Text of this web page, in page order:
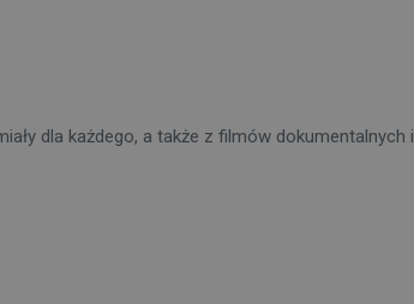
dla każdego, a także z filmów dokumentalnych i